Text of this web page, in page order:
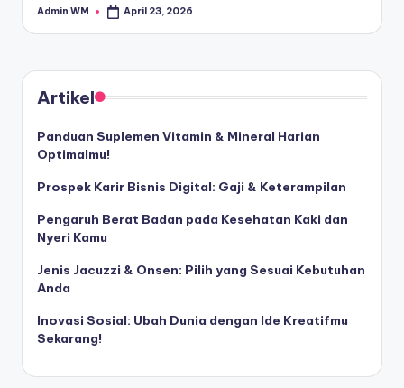
Posted
Admin WM April 23, 2026
Artikel
Panduan Suplemen Vitamin & Mineral Harian
Optimalmu!
Prospek Karir Bisnis Digital: Gaji & Keterampilan
Pengaruh Berat Badan pada Kesehatan Kaki dan
Nyeri Kamu
Jenis Jacuzzi & Onsen: Pilih yang Sesuai Kebutuhan
Anda
Inovasi Sosial: Ubah Dunia dengan Ide Kreatifmu
Sekarang!